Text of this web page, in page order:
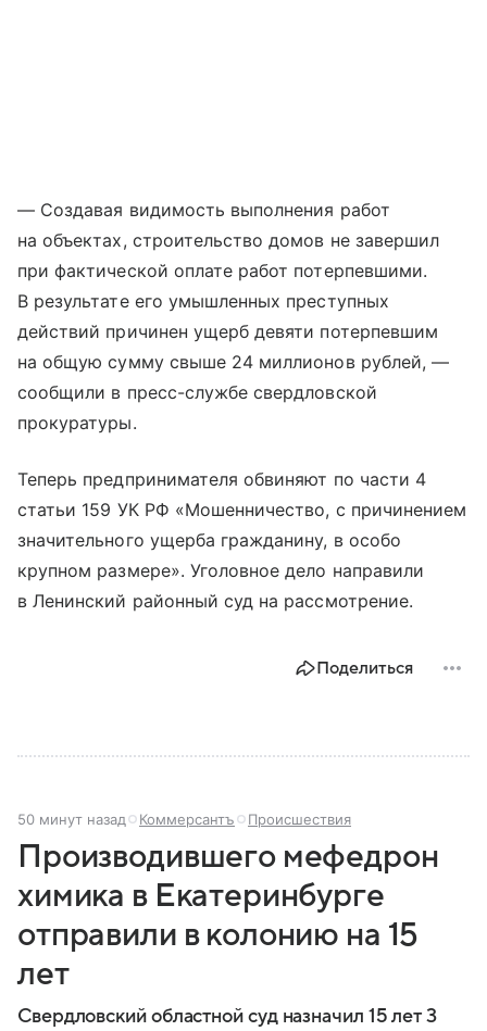
— Создавая видимость выполнения работ
на объектах, строительство домов не завершил
при фактической оплате работ потерпевшими.
В результате его умышленных преступных
действий причинен ущерб девяти потерпевшим
на общую сумму свыше 24 миллионов рублей, —
сообщили в пресс-службе свердловской
прокуратуры.
Теперь предпринимателя обвиняют по части 4
статьи 159 УК РФ «Мошенничество, с причинением
значительного ущерба гражданину, в особо
крупном размере». Уголовное дело направили
в Ленинский районный суд на рассмотрение.
Поделиться
50 минут назад Коммерсантъ Происшествия
Производившего мефедрон
химика в Екатеринбурге
отправили в колонию на 15
лет
Свердловский областной суд назначил 15 лет 3